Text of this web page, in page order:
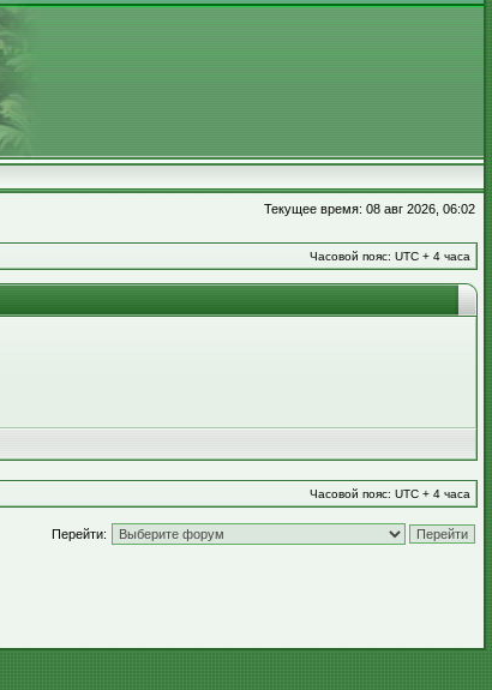
Текущее время: 08 авг 2026, 06:02
Часовой пояс: UTC + 4 часа
Часовой пояс: UTC + 4 часа
Перейти: